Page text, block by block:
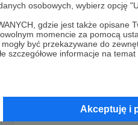
osobowych, wybierz opcję
gdzie jest także opisane
momencie za pomocą
być przekazywane do
informacje na
Akceptuję i